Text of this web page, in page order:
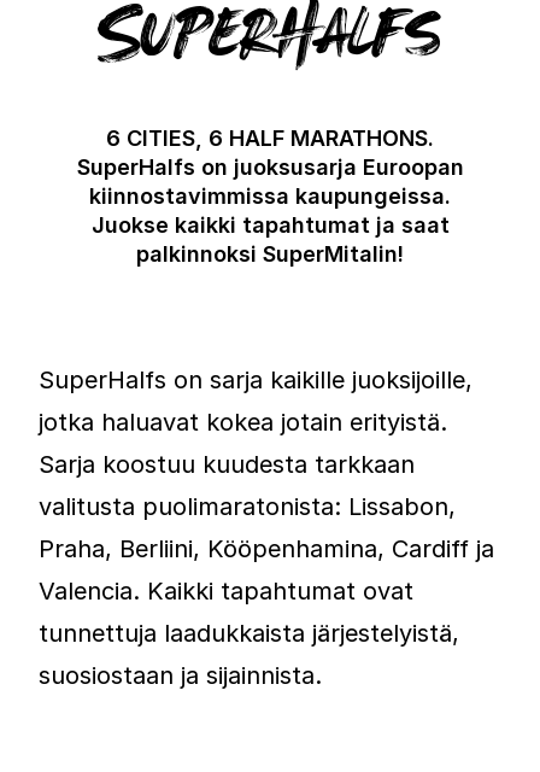
SuperHalfs
6 CITIES, 6 HALF MARATHONS.
SuperHalfs on juoksusarja Euroopan
kiinnostavimmissa kaupungeissa.
Juokse kaikki tapahtumat ja saat
palkinnoksi SuperMitalin!
SuperHalfs on sarja kaikille juoksijoille,
jotka haluavat kokea jotain erityistä.
Sarja koostuu kuudesta tarkkaan
valitusta puolimaratonista: Lissabon,
Praha, Berliini, Kööpenhamina, Cardiff ja
Valencia. Kaikki tapahtumat ovat
tunnettuja laadukkaista järjestelyistä,
suosiostaan ja sijainnista.